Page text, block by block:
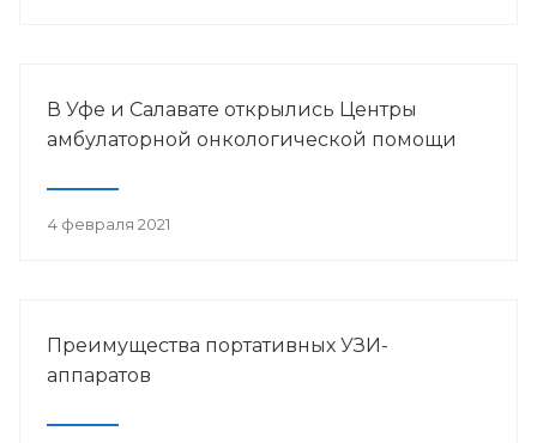
В Уфе и Салавате открылись Центры
амбулаторной онкологической помощи
4 февраля 2021
Преимущества портативных УЗИ-
аппаратов